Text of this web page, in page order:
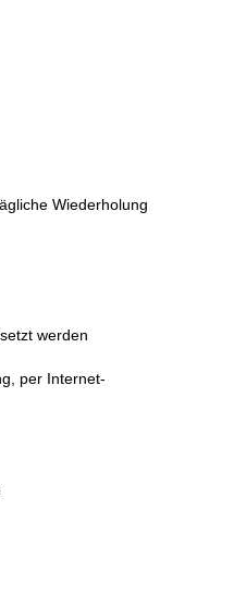
Wiederholung
werden
per Internet-